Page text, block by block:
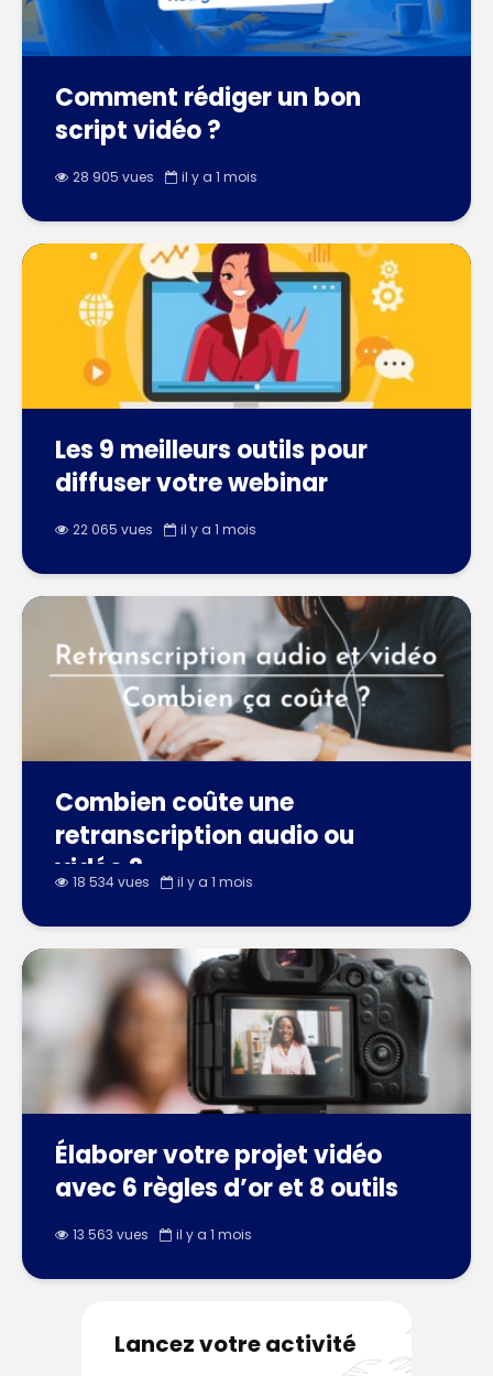
Comment rédiger un bon
script vidéo ?
28 905 vues il y a 1 mois
Les 9 meilleurs outils pour
diffuser votre webinar
22 065 vues il y a 1 mois
Combien coûte une
retranscription audio ou
vidéo ?
18 534 vues il y a 1 mois
Élaborer votre projet vidéo
avec 6 règles d’or et 8 outils
13 563 vues il y a 1 mois
Lancez votre activité